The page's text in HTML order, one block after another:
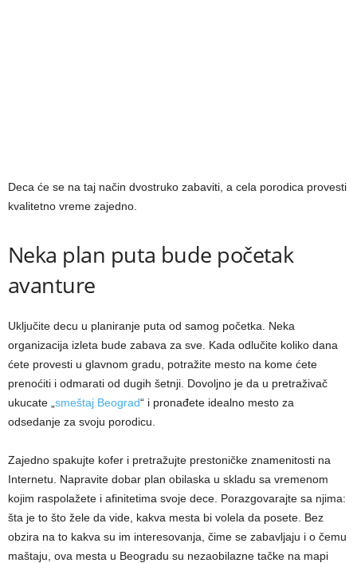
Deca će se na taj način dvostruko zabaviti, a cela porodica provesti
kvalitetno vreme zajedno.
Neka plan puta bude početak
avanture
Uključite decu u planiranje puta od samog početka. Neka
organizacija izleta bude zabava za sve. Kada odlučite koliko dana
ćete provesti u glavnom gradu, potražite mesto na kome ćete
prenoćiti i odmarati od dugih šetnji. Dovoljno je da u pretraživač
ukucate „ smeštaj Beograd“ i pronađete idealno mesto za
odsedanje za svoju porodicu.
Zajedno spakujte kofer i pretražujte prestoničke znamenitosti na
Internetu. Napravite dobar plan obilaska u skladu sa vremenom
kojim raspolažete i afinitetima svoje dece. Porazgovarajte sa njima:
šta je to što žele da vide, kakva mesta bi volela da posete. Bez
obzira na to kakva su im interesovanja, čime se zabavljaju i o čemu
maštaju, ova mesta u Beogradu su nezaobilazne tačke na mapi